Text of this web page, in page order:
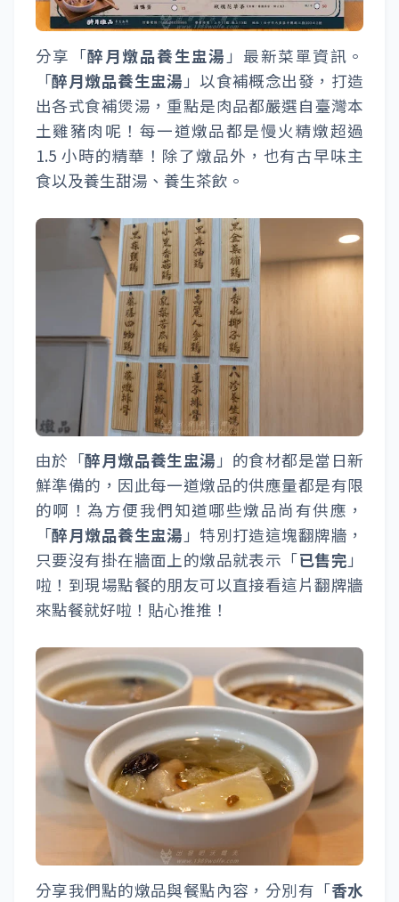
分享「醉月燉品養生盅湯 」最新菜單資訊。
「醉月燉品養生盅湯 」以食補概念出發，打造
出各式食補煲湯，重點是肉品都嚴選自臺灣本
土雞豬肉呢！每一道燉品都是慢火精燉超過
1.5 小時的精華！除了燉品外，也有古早味主
食以及養生甜湯、養生茶飲。
由於「醉月燉品養生盅湯」的食材都是當日新
鮮準備的，因此每一道燉品的供應量都是有限
的啊！為方便我們知道哪些燉品尚有供應，
「醉月燉品養生盅湯」特別打造這塊翻牌牆，
只要沒有掛在牆面上的燉品就表示「已售完」
啦！到現場點餐的朋友可以直接看這片翻牌牆
來點餐就好啦！貼心推推！
分享我們點的燉品與餐點內容，分別有「香水